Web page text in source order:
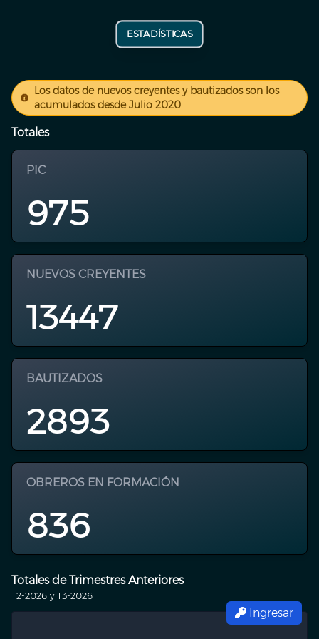
ESTADÍSTICAS
Los datos de nuevos creyentes y bautizados son los
acumulados desde Julio 2020
Totales
PIC
975
NUEVOS CREYENTES
13447
BAUTIZADOS
2893
OBREROS EN FORMACIÓN
836
Totales de Trimestres Anteriores
T2-2026 y T3-2026
Ingresar